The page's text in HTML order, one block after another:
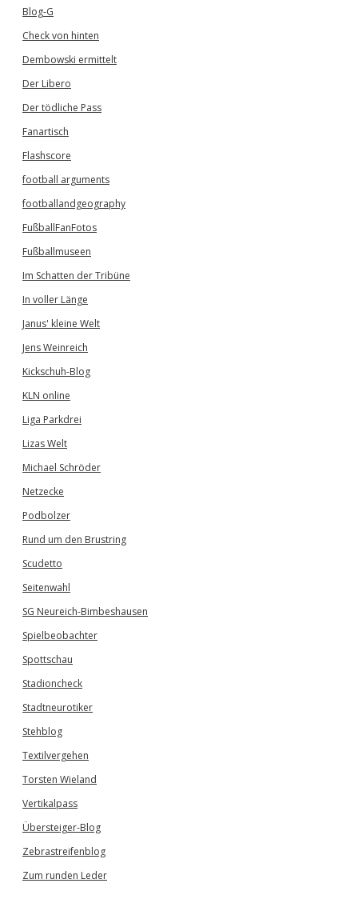
Blog-G
Check von hinten
Dembowski ermittelt
Der Libero
Der tödliche Pass
Fanartisch
Flashscore
football arguments
footballandgeography
FußballFanFotos
Fußballmuseen
Im Schatten der Tribüne
In voller Länge
Janus' kleine Welt
Jens Weinreich
Kickschuh-Blog
KLN online
Liga Parkdrei
Lizas Welt
Michael Schröder
Netzecke
Podbolzer
Rund um den Brustring
Scudetto
Seitenwahl
SG Neureich-Bimbeshausen
Spielbeobachter
Spottschau
Stadioncheck
Stadtneurotiker
Stehblog
Textilvergehen
Torsten Wieland
Vertikalpass
Übersteiger-Blog
Zebrastreifenblog
Zum runden Leder